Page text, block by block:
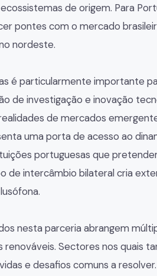
de origem. Para
pontes com o mercado
nordeste.
é particularmente importante
de investigação e inovação
de mercados
uma porta de acesso ao
portuguesas que
de intercâmbio bilateral cria
nesta parceria abrangem
Sectores nos quais
e desafios comuns a